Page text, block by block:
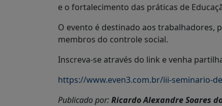
e o fortalecimento das práticas de
O evento é destinado aos trabalhadores,
membros do controle social.
Inscreva-se através do link e venha
https://www.even3.com.br/iii-seminario-
Publicado por:Ricardo Alexandre Soares